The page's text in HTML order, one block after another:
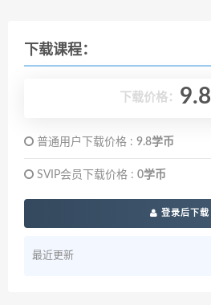
下载课程：
下载价格： 9.8
普通用户下载价格 : 9.8学币
SVIP会员下载价格 : 0学币
登录后下载
最近更新